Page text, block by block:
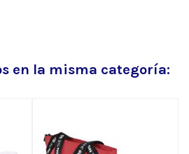
en la misma categoría: